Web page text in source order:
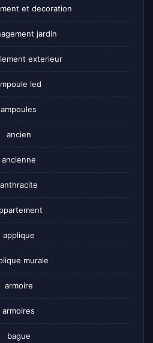
et decoration
jardin
exterieur
led
ampoules
ancien
ancienne
anthracite
applique
murale
armoire
armoires
bague